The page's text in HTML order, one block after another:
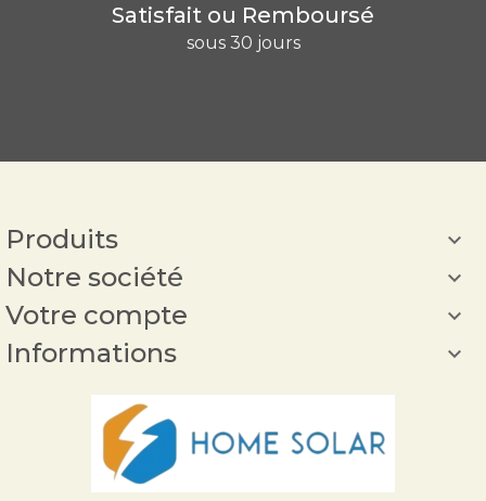
Satisfait ou Remboursé
sous 30 jours
Produits 
Notre société 
Votre compte 
Informations 